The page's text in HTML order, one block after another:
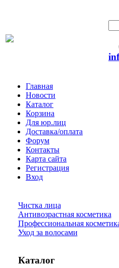
Главная
Новости
Каталог
Корзина
Для юр.лиц
Доставка/оплата
Форум
Контакты
Карта сайта
Регистрация
Вход
Чистка лица
Антивозрастная косметика
Профессиональная
Уход за волосами
Каталог